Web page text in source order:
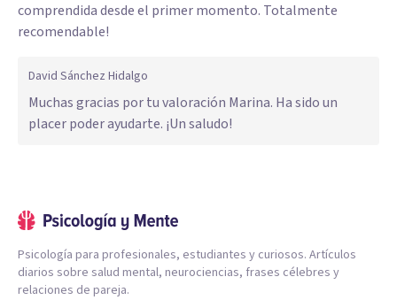
comprendida desde el primer momento. Totalmente
recomendable!
David Sánchez Hidalgo
Muchas gracias por tu valoración Marina. Ha sido un
placer poder ayudarte. ¡Un saludo!
Psicología para profesionales, estudiantes y curiosos. Artículos
diarios sobre salud mental, neurociencias, frases célebres y
relaciones de pareja.